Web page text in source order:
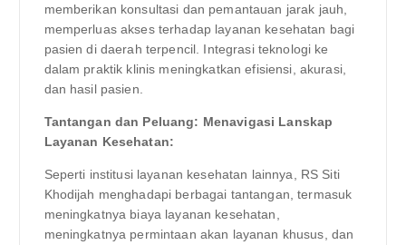
memberikan konsultasi dan pemantauan jarak jauh,
memperluas akses terhadap layanan kesehatan bagi
pasien di daerah terpencil. Integrasi teknologi ke
dalam praktik klinis meningkatkan efisiensi, akurasi,
dan hasil pasien.
Tantangan dan Peluang: Menavigasi Lanskap
Layanan Kesehatan:
Seperti institusi layanan kesehatan lainnya, RS Siti
Khodijah menghadapi berbagai tantangan, termasuk
meningkatnya biaya layanan kesehatan,
meningkatnya permintaan akan layanan khusus, dan